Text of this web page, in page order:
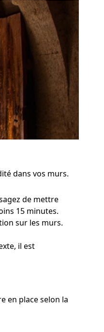
dans vos murs.
de mettre
15 minutes.
sur les murs.
il est
en place selon la